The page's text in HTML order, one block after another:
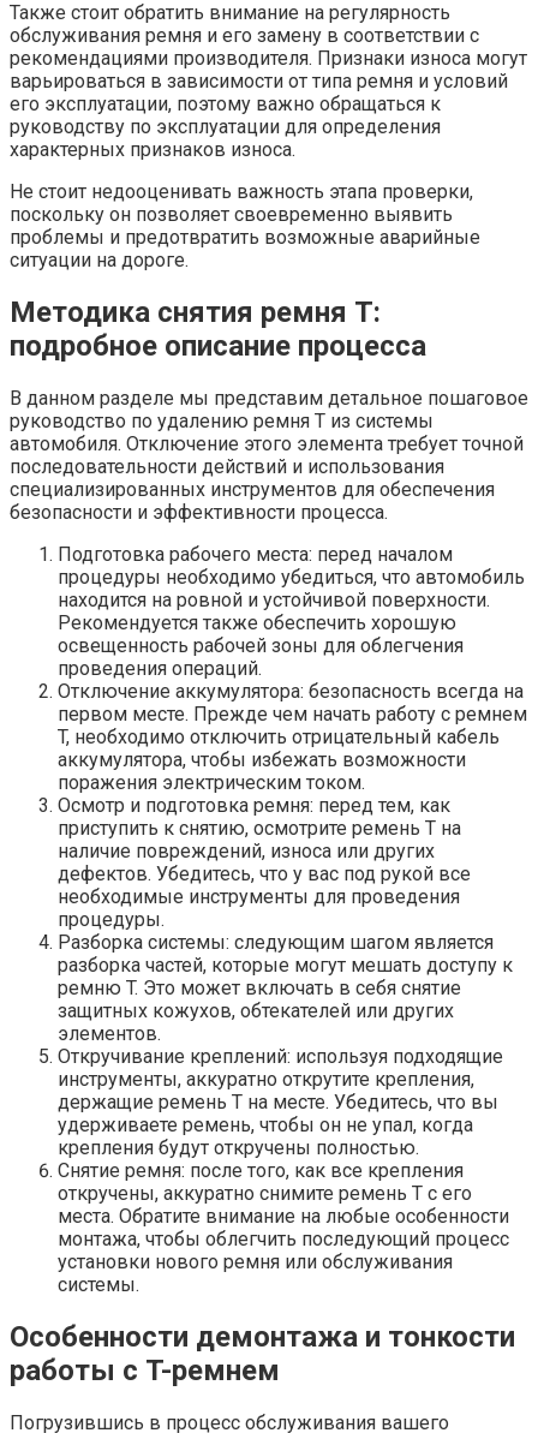
Также стоит обратить внимание на регулярность
обслуживания ремня и его замену в соответствии с
рекомендациями производителя. Признаки износа могут
варьироваться в зависимости от типа ремня и условий
его эксплуатации, поэтому важно обращаться к
руководству по эксплуатации для определения
характерных признаков износа.
Не стоит недооценивать важность этапа проверки,
поскольку он позволяет своевременно выявить
проблемы и предотвратить возможные аварийные
ситуации на дороге.
Методика снятия ремня T:
подробное описание процесса
В данном разделе мы представим детальное пошаговое
руководство по удалению ремня T из системы
автомобиля. Отключение этого элемента требует точной
последовательности действий и использования
специализированных инструментов для обеспечения
безопасности и эффективности процесса.
Подготовка рабочего места: перед началом
процедуры необходимо убедиться, что автомобиль
находится на ровной и устойчивой поверхности.
Рекомендуется также обеспечить хорошую
освещенность рабочей зоны для облегчения
проведения операций.
Отключение аккумулятора: безопасность всегда на
первом месте. Прежде чем начать работу с ремнем
T, необходимо отключить отрицательный кабель
аккумулятора, чтобы избежать возможности
поражения электрическим током.
Осмотр и подготовка ремня: перед тем, как
приступить к снятию, осмотрите ремень T на
наличие повреждений, износа или других
дефектов. Убедитесь, что у вас под рукой все
необходимые инструменты для проведения
процедуры.
Разборка системы: следующим шагом является
разборка частей, которые могут мешать доступу к
ремню T. Это может включать в себя снятие
защитных кожухов, обтекателей или других
элементов.
Откручивание креплений: используя подходящие
инструменты, аккуратно открутите крепления,
держащие ремень T на месте. Убедитесь, что вы
удерживаете ремень, чтобы он не упал, когда
крепления будут откручены полностью.
Снятие ремня: после того, как все крепления
откручены, аккуратно снимите ремень T с его
места. Обратите внимание на любые особенности
монтажа, чтобы облегчить последующий процесс
установки нового ремня или обслуживания
системы.
Особенности демонтажа и тонкости
работы с T-ремнем
Погрузившись в процесс обслуживания вашего